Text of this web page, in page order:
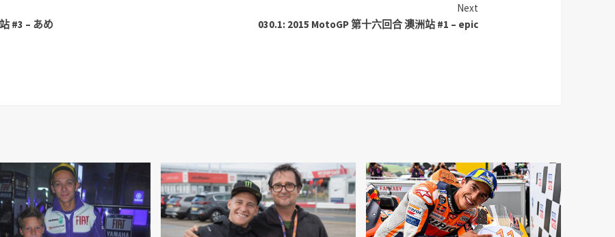
#3 – あめ
Next
030.1: 2015 MotoGP 第十六回合 澳洲站 #1 – epic